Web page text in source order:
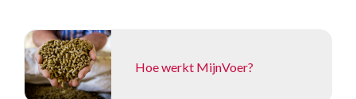
Hoe werkt MijnVoer?